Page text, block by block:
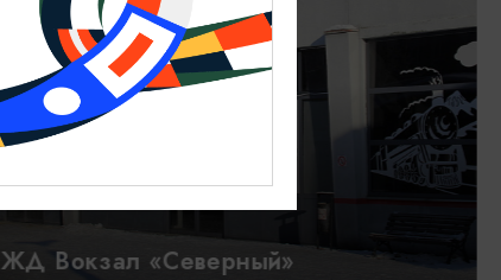
ЖД Вокзал «Северный»